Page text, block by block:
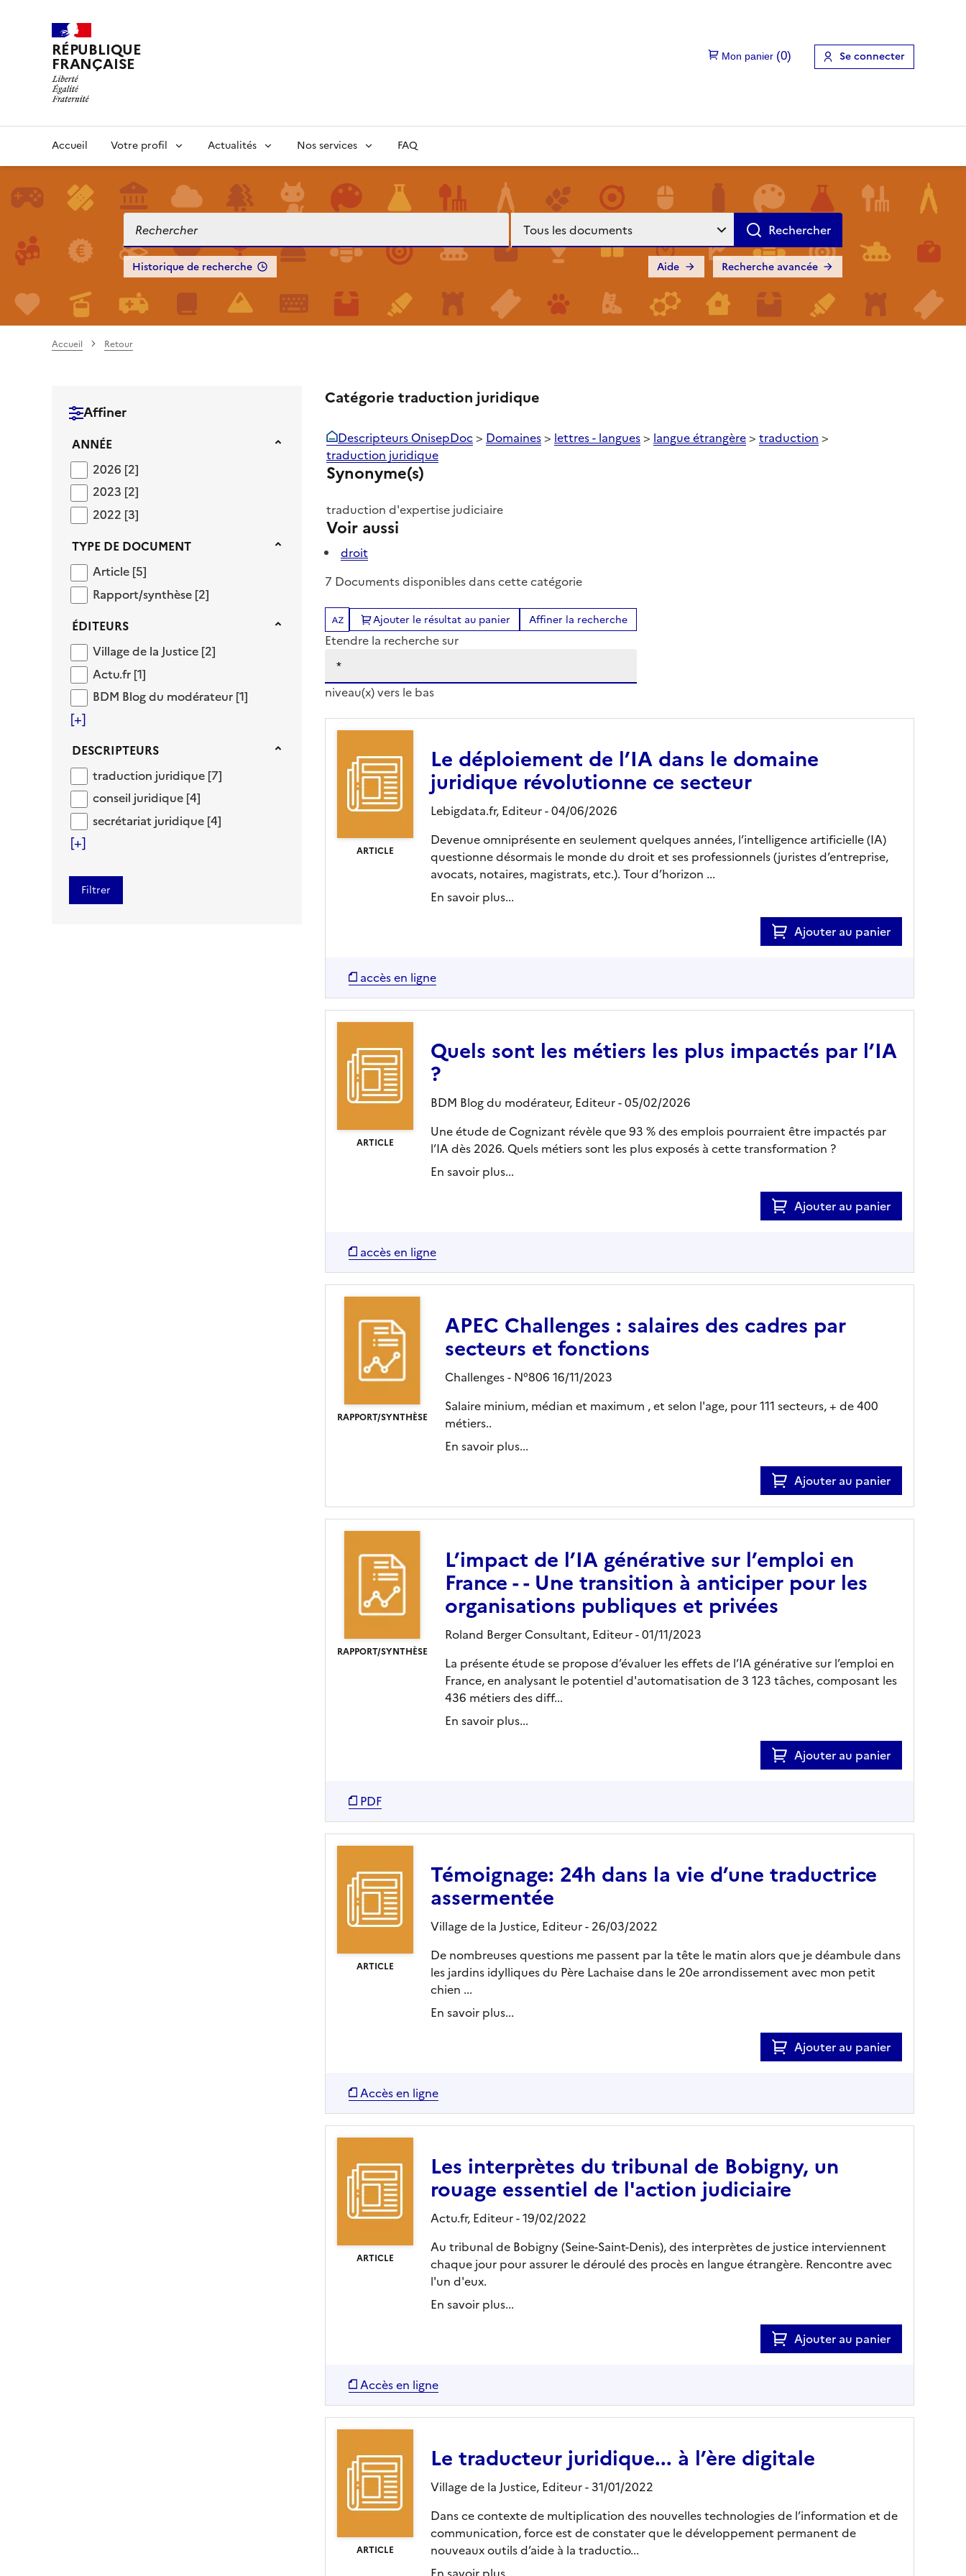
RÉPUBLIQUE
FRANÇAISE Se connecter
Accueil Votre profil Actualités Nos services FAQ
Historique de recherche Recherche avancée
Aide
Accueil Retour
Affiner
Année
ANNÉE
20262026 [2]
20232023 [2]
20222022 [3]
Type de document
TYPE DE DOCUMENT
ArticleArticle [5]
Rapport/synthèse
Rapport/synthèse [2]
Éditeurs
ÉDITEURS
Village de la Justice
Village de la Justice [2]
Actu.frActu.fr [1]
BDM Blog du modérateur
BDM Blog du modérateur [1]
[+]
Descripteurs
DESCRIPTEURS
traduction juridique
traduction juridique [7]
conseil juridique
conseil juridique [4]
secrétariat juridique
secrétariat juridique [4]
[+]
Catégorie traduction juridique
Descripteurs OnisepDoc> Domaines> lettres - langues> langue étrangère> traduction >
traduction juridique
Synonyme(s)
traduction d'expertise judiciaire
Voir aussi
droit
7 Documents disponibles dans cette catégorie
Tris disponibles (Ouverture d'une modale)
Ajouter le résultat au panier Affiner la recherche
Etendre la recherche sur
niveau(x) vers le bas
ARTICLE
Le déploiement de l’IA dans le domaine
juridique révolutionne ce secteur
Lebigdata.fr, Editeur- 04/06/2026
Devenue omniprésente en seulement quelques années, l’intelligence artificielle (IA)
questionne désormais le monde du droit et ses professionnels (juristes d’entreprise,
avocats, notaires, magistrats, etc.). Tour d’horizon ...
En savoir plus...
Ajouter au panier
accès en ligne
ARTICLE
Quels sont les métiers les plus impactés par l’IA
?
BDM Blog du modérateur, Editeur- 05/02/2026
Une étude de Cognizant révèle que 93 % des emplois pourraient être impactés par
l’IA dès 2026. Quels métiers sont les plus exposés à cette transformation ?
En savoir plus...
Ajouter au panier
accès en ligne
RAPPORT/SYNTHÈSE
APEC Challenges : salaires des cadres par
secteurs et fonctions
Challenges - N°806 16/11/2023
Salaire minium, médian et maximum , et selon l'age, pour 111 secteurs, + de 400
métiers..
En savoir plus...
Ajouter au panier
RAPPORT/SYNTHÈSE
L’impact de l’IA générative sur l’emploi en
France - - Une transition à anticiper pour les
organisations publiques et privées
Roland Berger Consultant, Editeur- 01/11/2023
La présente étude se propose d’évaluer les effets de l’IA générative sur l’emploi en
France, en analysant le potentiel d'automatisation de 3 123 tâches, composant les
436 métiers des diff...
En savoir plus...
Ajouter au panier
PDF
ARTICLE
Témoignage: 24h dans la vie d’une traductrice
assermentée
Village de la Justice, Editeur- 26/03/2022
De nombreuses questions me passent par la tête le matin alors que je déambule dans
les jardins idylliques du Père Lachaise dans le 20e arrondissement avec mon petit
chien ...
En savoir plus...
Ajouter au panier
Accès en ligne
ARTICLE
Les interprètes du tribunal de Bobigny, un
rouage essentiel de l'action judiciaire
Actu.fr, Editeur- 19/02/2022
Au tribunal de Bobigny (Seine-Saint-Denis), des interprètes de justice interviennent
chaque jour pour assurer le déroulé des procès en langue étrangère. Rencontre avec
l'un d'eux.
En savoir plus...
Ajouter au panier
Accès en ligne
ARTICLE
Le traducteur juridique... à l’ère digitale
Village de la Justice, Editeur- 31/01/2022
Dans ce contexte de multiplication des nouvelles technologies de l’information et de
communication, force est de constater que le développement permanent de
nouveaux outils d’aide à la traductio...